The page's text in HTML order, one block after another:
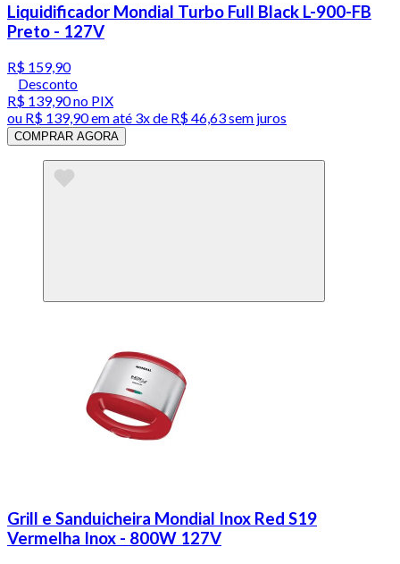
Liquidificador Mondial Turbo Full Black L-900-FB
Preto - 127V
R$ 159,90
Desconto
R$ 139,90no PIX
ou R$ 139,90em até 3x de R$ 46,63 sem juros
COMPRAR AGORA
Grill e Sanduicheira Mondial Inox Red S19
Vermelha Inox - 800W 127V